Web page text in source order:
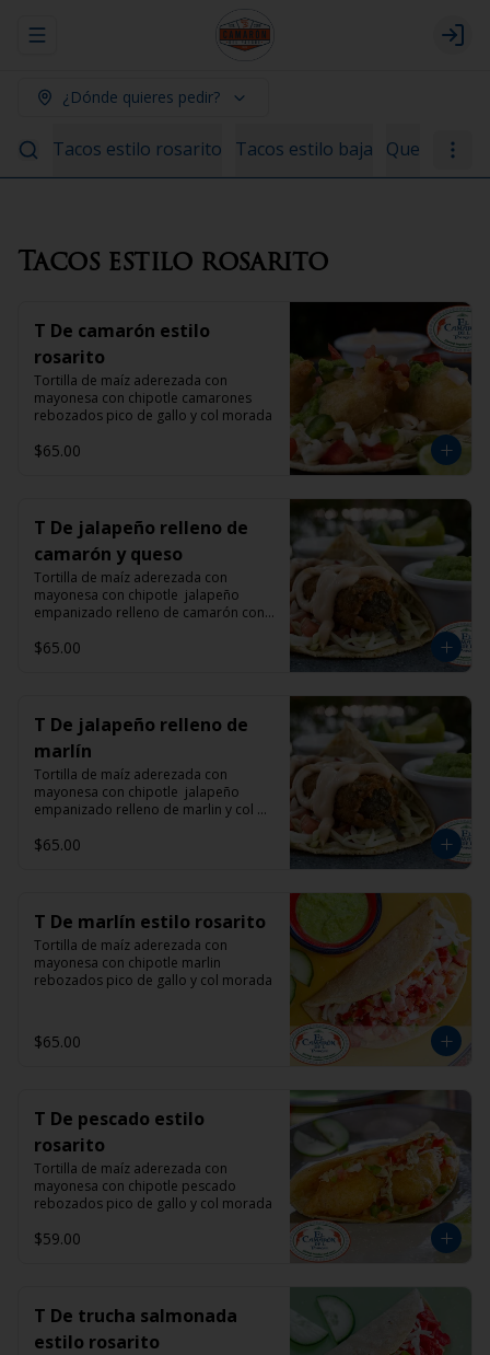
Abrir menu de navegación Login
¿Dónde quieres pedir?
Tacos estilo rosarito Tacos estilo baja Quesadillas
Tacos estilo rosarito
T De camarón estilo
rosarito
Tortilla de maíz aderezada con
mayonesa con chipotle camarones
rebozados pico de gallo y col morada
$65.00
T De jalapeño relleno de
camarón y queso
Tortilla de maíz aderezada con
mayonesa con chipotle  jalapeño
empanizado relleno de camarón con
$65.00
T De jalapeño relleno de
marlín
Tortilla de maíz aderezada con
mayonesa con chipotle  jalapeño
empanizado relleno de marlin y col
$65.00
T De marlín estilo rosarito
Tortilla de maíz aderezada con
mayonesa con chipotle marlin
rebozados pico de gallo y col morada
$65.00
T De pescado estilo
rosarito
Tortilla de maíz aderezada con
mayonesa con chipotle pescado
rebozados pico de gallo y col morada
$59.00
T De trucha salmonada
estilo rosarito